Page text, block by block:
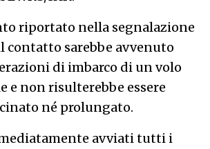
riportato nella segnalazione
contatto sarebbe avvenuto
di imbarco di un volo
e non risulterebbe essere
né prolungato.
avviati tutti i